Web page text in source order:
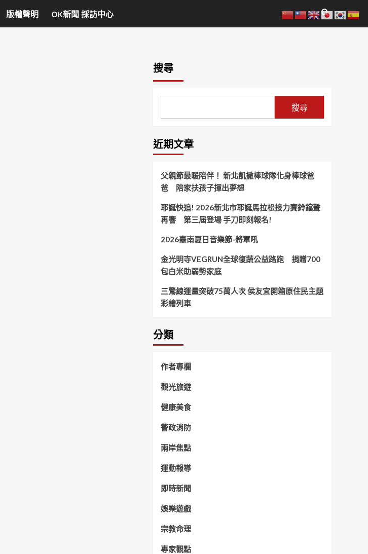
版權聲明 OK新聞 採訪中心
搜尋
搜尋
近期文章
父親節最暖陪伴！ 新北凱撒棒球隊化身棒球爸
爸 陪家扶孩子揮出夢想
耶誕快追! 2026新北市耶誕馬拉松接力賽鈴鐺聲
再響 第三屆登場 手刀即刻報名!
2026臺南夏日音樂節-將軍吼
金光明寺VEGRUN全球復蔬公益路跑 捐贈700
包白米助弱勢家庭
三鶯線運量突破75萬人次 侯友宜開箱原住民主題
彩繪列車
分類
作者專欄
觀光旅遊
健康美食
警政消防
兩岸焦點
運動報導
即時新聞
娛樂遊戲
宗教命理
專家觀點